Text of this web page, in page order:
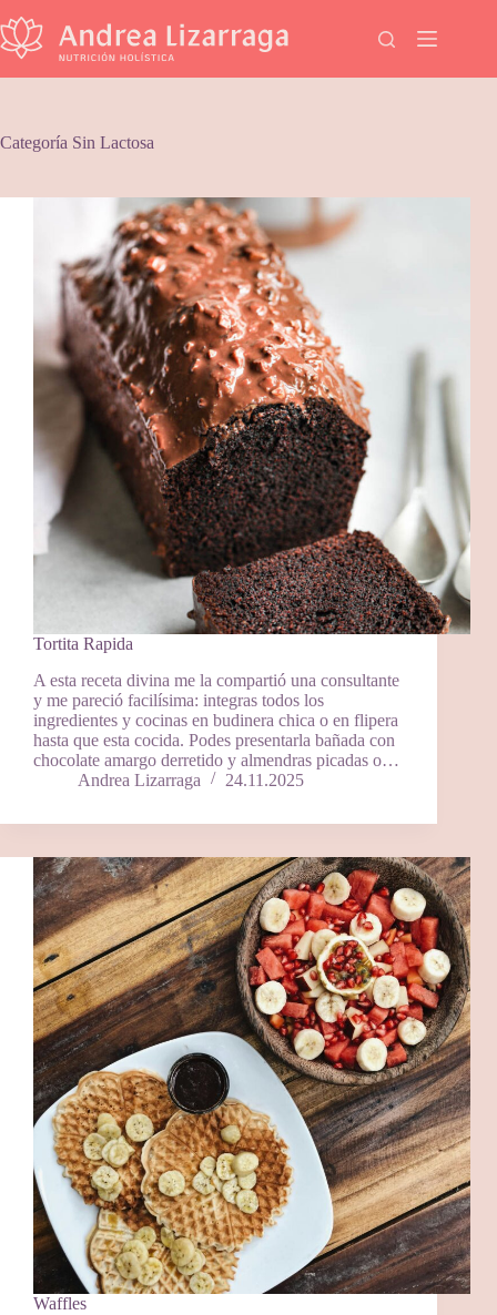
al
contenido
Categoría Sin Lactosa
Tortita Rapida
A esta receta divina me la compartió una consultante
y me pareció facilísima: integras todos los
ingredientes y cocinas en budinera chica o en flipera
hasta que esta cocida. Podes presentarla bañada con
chocolate amargo derretido y almendras picadas o…
Andrea Lizarraga
24.11.2025
Waffles